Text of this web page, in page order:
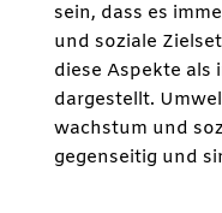
sein, dass es
und soziale
diese Aspekte als
dargestellt.
wachstum und
gegenseitig und